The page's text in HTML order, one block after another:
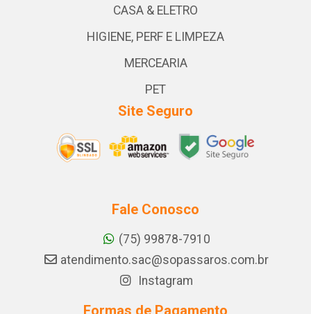
CASA & ELETRO
HIGIENE, PERF E LIMPEZA
MERCEARIA
PET
Site Seguro
Fale Conosco
(75) 99878-7910
atendimento.sac@sopassaros.com.br
Instagram
Formas de Pagamento